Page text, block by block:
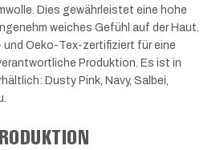
Dies gewährleistet eine hohe
weiches Gefühl auf der Haut.
Oeko-Tex-zertifiziert für eine
Produktion. Es ist in
Dusty Pink, Navy, Salbei,